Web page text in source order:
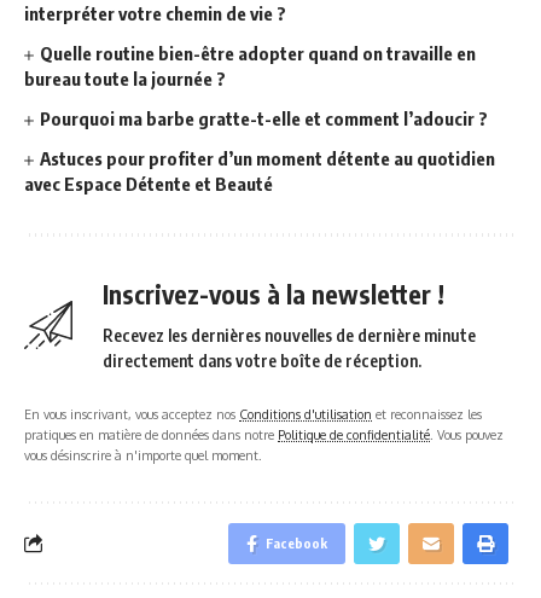
interpréter votre chemin de vie ?
Quelle routine bien-être adopter quand on travaille en
bureau toute la journée ?
Pourquoi ma barbe gratte-t-elle et comment l’adoucir ?
Astuces pour profiter d’un moment détente au quotidien
avec Espace Détente et Beauté
Inscrivez-vous à la newsletter !
Recevez les dernières nouvelles de dernière minute
directement dans votre boîte de réception.
En vous inscrivant, vous acceptez nos Conditions d'utilisation et reconnaissez les
pratiques en matière de données dans notre Politique de confidentialité . Vous pouvez
vous désinscrire à n'importe quel moment.
Facebook